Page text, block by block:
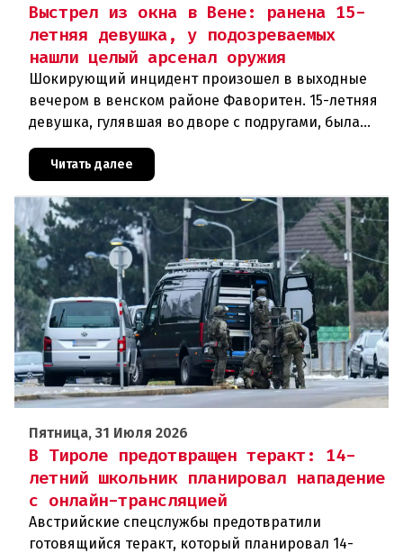
Выстрел из окна в Вене: ранена 15-
летняя девушка, у подозреваемых
нашли целый арсенал оружия
Шокирующий инцидент произошел в выходные
вечером в венском районе Фаворитен. 15-летняя
девушка, гулявшая во дворе с подругами, была
ранена выстрелом из пневматического оружия.
Полиция задержала двух п
Читать далее
Пятница, 31 Июля 2026
В Тироле предотвращен теракт: 14-
летний школьник планировал нападение
с онлайн-трансляцией
Австрийские спецслужбы предотвратили
готовящийся теракт, который планировал 14-